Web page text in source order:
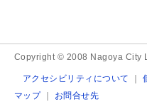
Copyright © 2008 Nagoya City
アクセシビリティについて ｜
マップ｜ お問合せ先